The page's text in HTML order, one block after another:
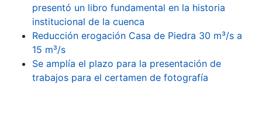
presentó un libro fundamental en la historia
institucional de la cuenca
Reducción erogación Casa de Piedra 30 m³/s a
15 m³/s
Se amplía el plazo para la presentación de
trabajos para el certamen de fotografía